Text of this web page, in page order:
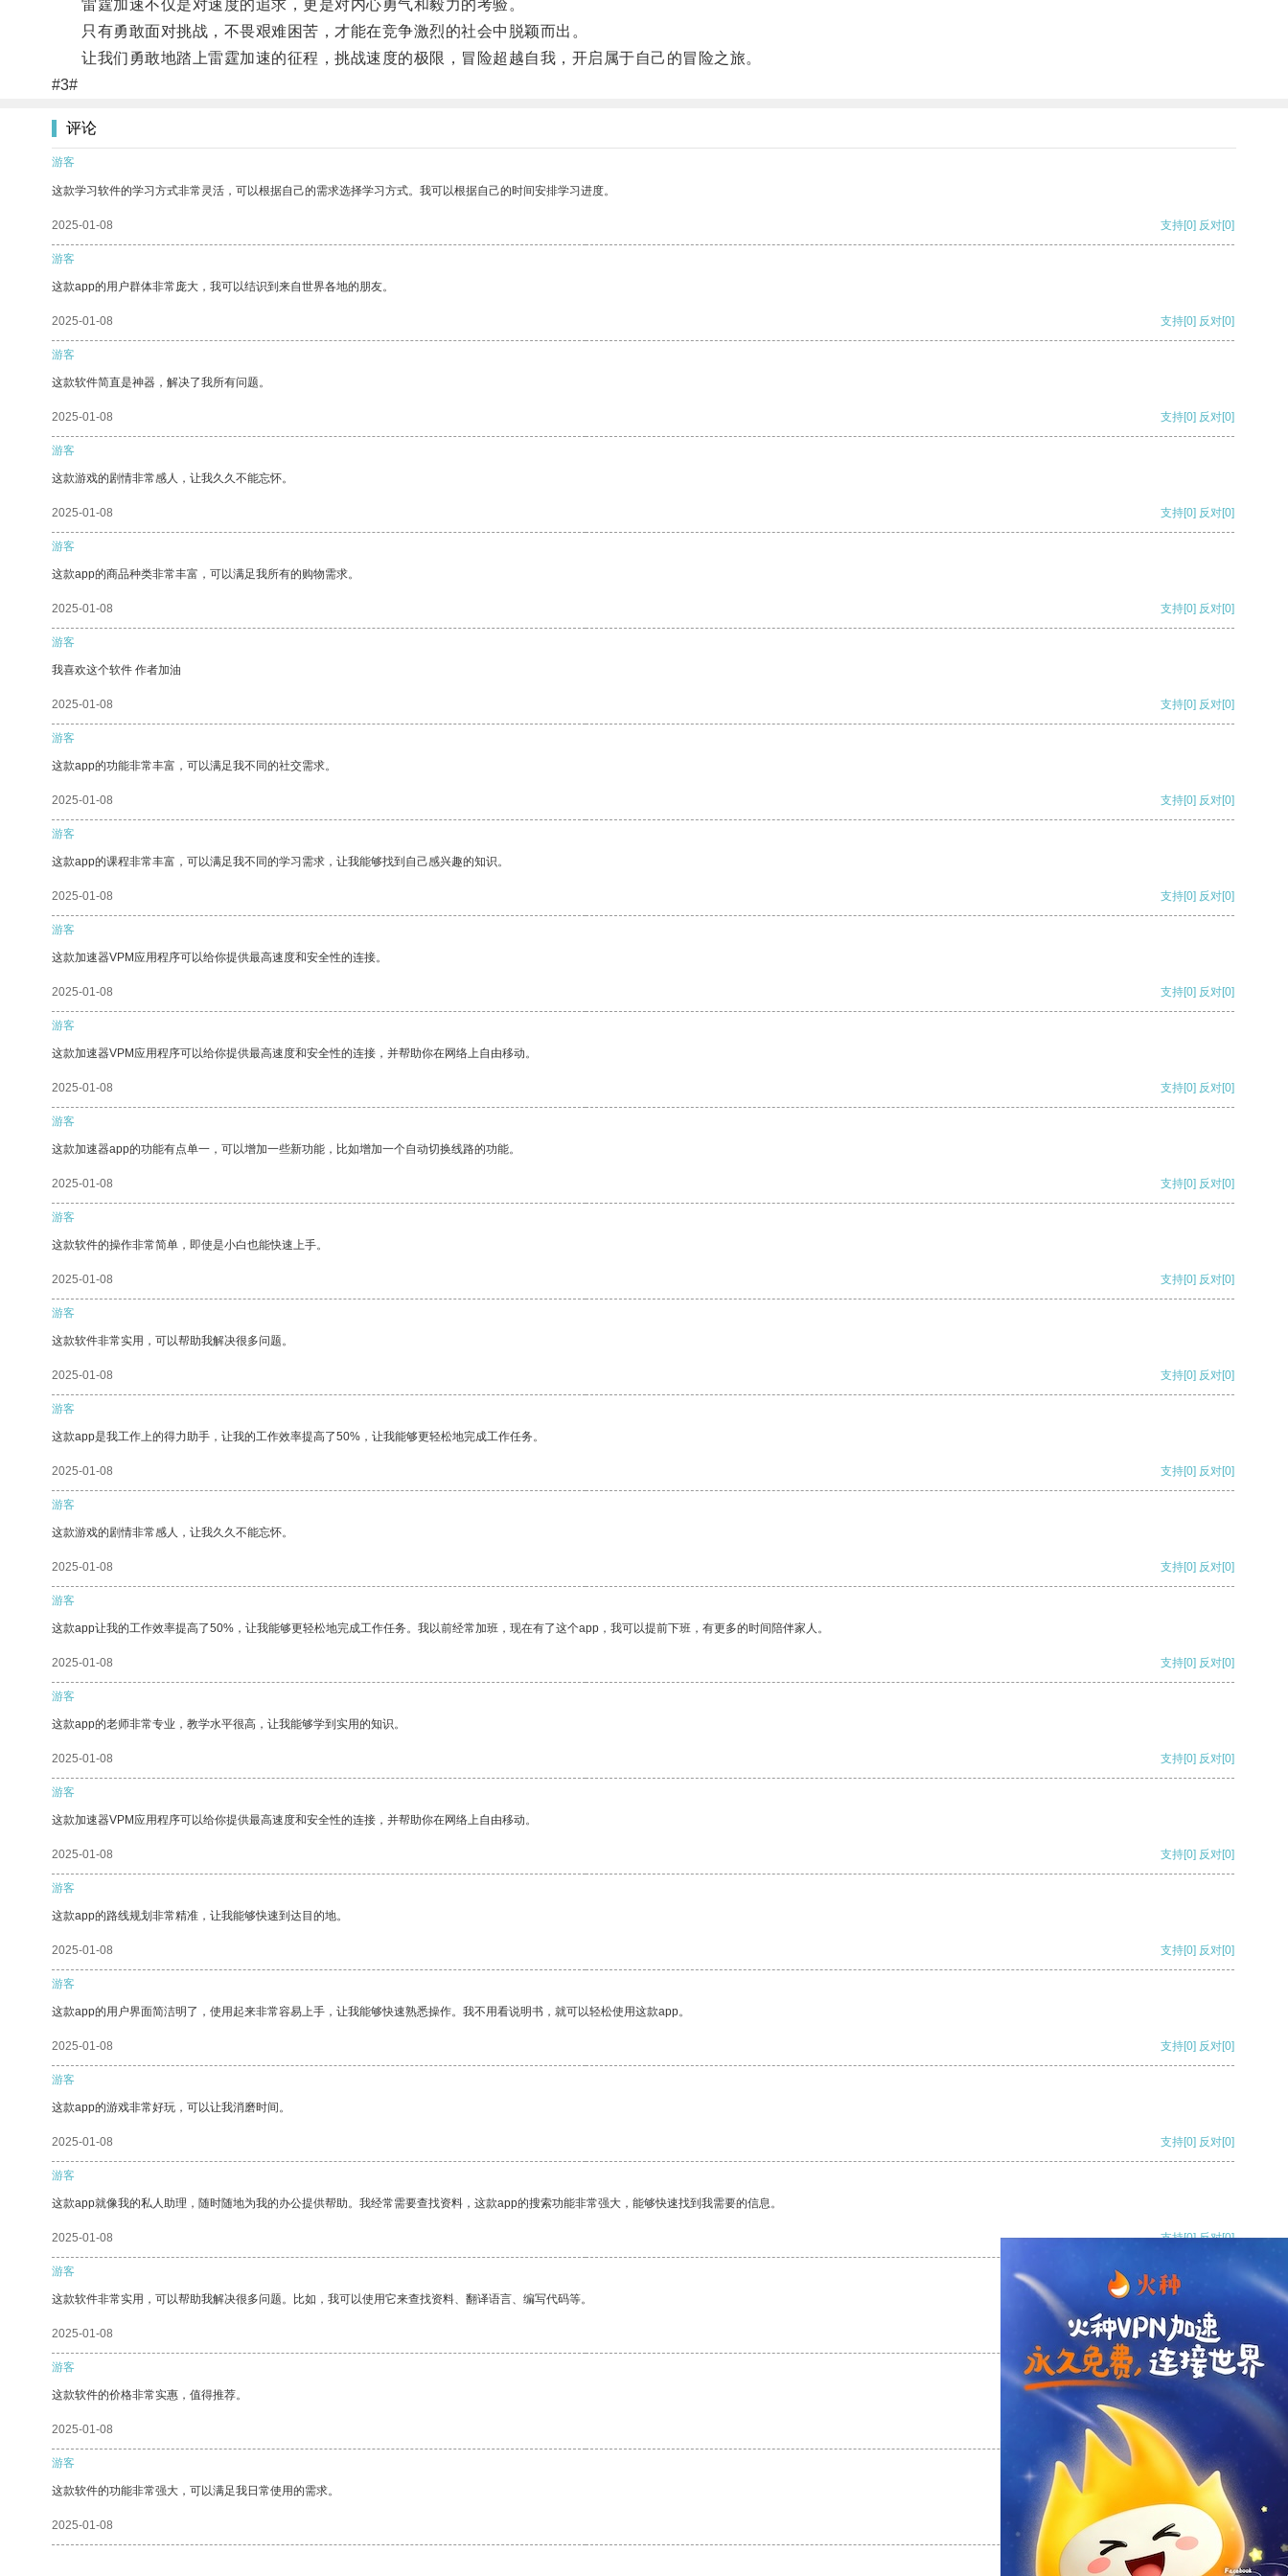
雷霆加速不仅是对速度的追求，更是对内心勇气和毅力的考验。
只有勇敢面对挑战，不畏艰难困苦，才能在竞争激烈的社会中脱颖而出。
让我们勇敢地踏上雷霆加速的征程，挑战速度的极限，冒险超越自我，开启属于自己的冒险之旅。
#3#
评论
游客
这款学习软件的学习方式非常灵活，可以根据自己的需求选择学习方式。我可以根据自己的时间安排学习进度。
2025-01-08 支持[0] 反对[0]
游客
这款app的用户群体非常庞大，我可以结识到来自世界各地的朋友。
2025-01-08 支持[0] 反对[0]
游客
这款软件简直是神器，解决了我所有问题。
2025-01-08 支持[0] 反对[0]
游客
这款游戏的剧情非常感人，让我久久不能忘怀。
2025-01-08 支持[0] 反对[0]
游客
这款app的商品种类非常丰富，可以满足我所有的购物需求。
2025-01-08 支持[0] 反对[0]
游客
我喜欢这个软件 作者加油
2025-01-08 支持[0] 反对[0]
游客
这款app的功能非常丰富，可以满足我不同的社交需求。
2025-01-08 支持[0] 反对[0]
游客
这款app的课程非常丰富，可以满足我不同的学习需求，让我能够找到自己感兴趣的知识。
2025-01-08 支持[0] 反对[0]
游客
这款加速器VPM应用程序可以给你提供最高速度和安全性的连接。
2025-01-08 支持[0] 反对[0]
游客
这款加速器VPM应用程序可以给你提供最高速度和安全性的连接，并帮助你在网络上自由移动。
2025-01-08 支持[0] 反对[0]
游客
这款加速器app的功能有点单一，可以增加一些新功能，比如增加一个自动切换线路的功能。
2025-01-08 支持[0] 反对[0]
游客
这款软件的操作非常简单，即使是小白也能快速上手。
2025-01-08 支持[0] 反对[0]
游客
这款软件非常实用，可以帮助我解决很多问题。
2025-01-08 支持[0] 反对[0]
游客
这款app是我工作上的得力助手，让我的工作效率提高了50%，让我能够更轻松地完成工作任务。
2025-01-08 支持[0] 反对[0]
游客
这款游戏的剧情非常感人，让我久久不能忘怀。
2025-01-08 支持[0] 反对[0]
游客
这款app让我的工作效率提高了50%，让我能够更轻松地完成工作任务。我以前经常加班，现在有了这个app，我可以提前下班，有更多的时间陪伴家人。
2025-01-08 支持[0] 反对[0]
游客
这款app的老师非常专业，教学水平很高，让我能够学到实用的知识。
2025-01-08 支持[0] 反对[0]
游客
这款加速器VPM应用程序可以给你提供最高速度和安全性的连接，并帮助你在网络上自由移动。
2025-01-08 支持[0] 反对[0]
游客
这款app的路线规划非常精准，让我能够快速到达目的地。
2025-01-08 支持[0] 反对[0]
游客
这款app的用户界面简洁明了，使用起来非常容易上手，让我能够快速熟悉操作。我不用看说明书，就可以轻松使用这款app。
2025-01-08 支持[0] 反对[0]
游客
这款app的游戏非常好玩，可以让我消磨时间。
2025-01-08 支持[0] 反对[0]
游客
这款app就像我的私人助理，随时随地为我的办公提供帮助。我经常需要查找资料，这款app的搜索功能非常强大，能够快速找到我需要的信息。
2025-01-08 支持[0] 反对[0]
游客
这款软件非常实用，可以帮助我解决很多问题。比如，我可以使用它来查找资料、翻译语言、编写代码等。
2025-01-08 支持[0] 反对
游客
这款软件的价格非常实惠，值得推荐。
2025-01-08 支持
游客
这款软件的功能非常强大，可以满足我日常使用的需求。
2025-01-08 支持 反对 [0]